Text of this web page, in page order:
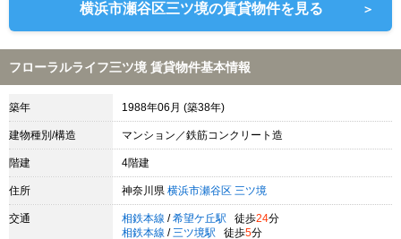
横浜市瀬谷区三ツ境の賃貸物件を見る ＞
フローラルライフ三ツ境 賃貸物件基本情報
築年 1988年06月 (築38年)
建物種別/構造 マンション／鉄筋コンクリート造
階建 4階建
住所 神奈川県 横浜市瀬谷区 三ツ境
交通 相鉄本線 / 希望ケ丘駅 徒歩24分
相鉄本線 / 三ツ境駅 徒歩5分